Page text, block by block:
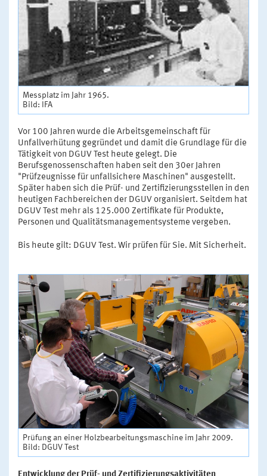
Messplatz im Jahr 1965.
Bild: IFA
Vor 100 Jahren wurde die Arbeitsgemeinschaft für
Unfallverhütung gegründet und damit die Grundlage für die
Tätigkeit von DGUV Test heute gelegt. Die
Berufsgenossenschaften haben seit den 30er Jahren
"Prüfzeugnisse für unfallsichere Maschinen" ausgestellt.
Später haben sich die Prüf- und Zertifizierungsstellen in den
heutigen Fachbereichen der DGUV organisiert. Seitdem hat
DGUV Test mehr als 125.000 Zertifikate für Produkte,
Personen und Qualitätsmanagementsysteme vergeben.
Bis heute gilt: DGUV Test. Wir prüfen für Sie. Mit Sicherheit.
Prüfung an einer Holzbearbeitungsmaschine im Jahr 2009.
Bild: DGUV Test